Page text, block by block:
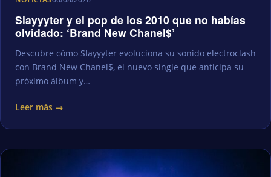
Slayyyter y el pop de los 2010 que no habías
olvidado: ‘Brand New Chanel$’
Descubre cómo Slayyyter evoluciona su sonido electroclash
con Brand New Chanel$, el nuevo single que anticipa su
próximo álbum y…
Leer más →